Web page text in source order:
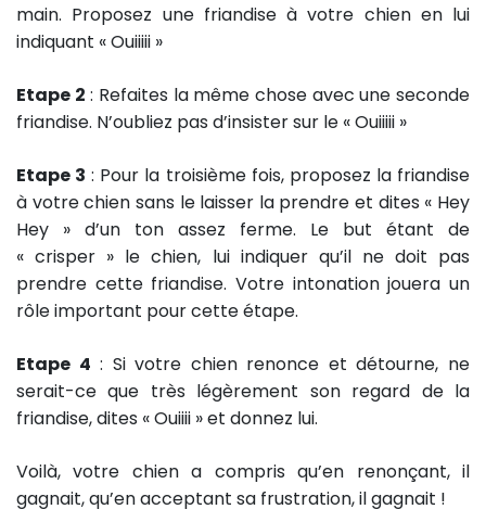
main. Proposez une friandise à votre chien en lui
indiquant « Ouiiiii »
Etape 2 : Refaites la même chose avec une seconde
friandise. N’oubliez pas d’insister sur le « Ouiiiii »
Etape 3 : Pour la troisième fois, proposez la friandise
à votre chien sans le laisser la prendre et dites « Hey
Hey » d’un ton assez ferme. Le but étant de
« crisper » le chien, lui indiquer qu’il ne doit pas
prendre cette friandise. Votre intonation jouera un
rôle important pour cette étape.
Etape 4 : Si votre chien renonce et détourne, ne
serait-ce que très légèrement son regard de la
friandise, dites « Ouiiii » et donnez lui.
Voilà, votre chien a compris qu’en renonçant, il
gagnait, qu’en acceptant sa frustration, il gagnait !